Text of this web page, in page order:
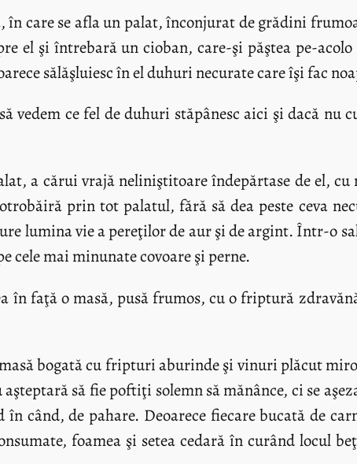
care se afla un palat, înconjurat de grădini
el şi întrebară un cioban, care-şi păştea pe-
sălăşluiesc în el duhuri necurate care îşi fac
ce fel de duhuri stăpânesc aici şi dacă nu
a cărui vrajă neliniştitoare îndepărtase de el,
prin tot palatul, fără să dea peste ceva
lumina vie a pereţilor de aur şi de argint. Într-o
cele mai minunate covoare şi perne.
faţă o masă, pusă frumos, cu o friptură
bogată cu fripturi aburinde şi vinuri plăcut
să fie poftiţi solemn să mănânce, ci se
când, de pahare. Deoarece fiecare bucată de
foamea şi setea cedară în curând locul